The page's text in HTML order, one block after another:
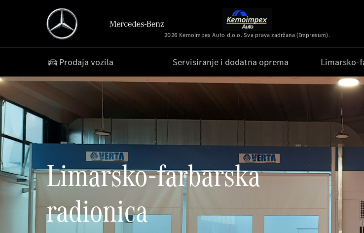
2026 Kemoimpex Auto d.o.o. Sva prava zadržana (Impresum).
Prodaja vozila Servisiranje i dodatna oprema Limarsko-
Limarsko-farbarska
radionica